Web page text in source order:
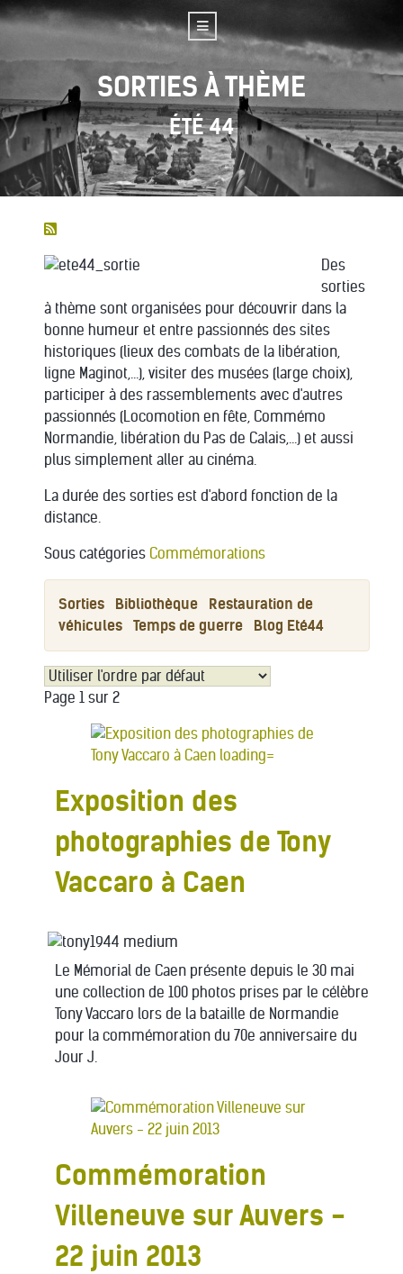
SORTIES À THÈME
ÉTÉ 44
Des
sorties
à thème sont organisées pour découvrir dans la
bonne humeur et entre passionnés des sites
historiques (lieux des combats de la libération,
ligne Maginot,...), visiter des musées (large choix),
participer à des rassemblements avec d'autres
passionnés (Locomotion en fête, Commémo
Normandie, libération du Pas de Calais,...) et aussi
plus simplement aller au cinéma.
La durée des sorties est d'abord fonction de la
distance.
Sous catégories Commémorations
Sorties Bibliothèque
Restauration de
véhicules
Temps de guerre Blog Eté44
Page 1 sur 2
Exposition des
photographies de Tony
Vaccaro à Caen
Le Mémorial de Caen présente depuis le 30 mai
une collection de 100 photos prises par le célèbre
Tony Vaccaro lors de la bataille de Normandie
pour la commémoration du 70e anniversaire du
Jour J.
Commémoration
Villeneuve sur Auvers -
22 juin 2013